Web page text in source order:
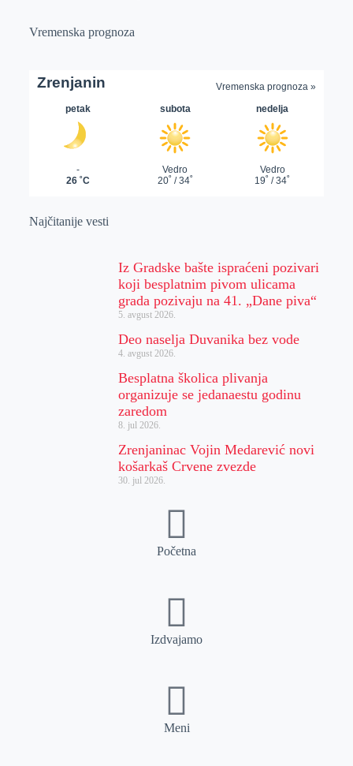
Vremenska prognoza
Najčitanije vesti
Iz Gradske bašte ispraćeni pozivari
koji besplatnim pivom ulicama
grada pozivaju na 41. „Dane piva“
5. avgust 2026.
Deo naselja Duvanika bez vode
4. avgust 2026.
Besplatna školica plivanja
organizuje se jedanaestu godinu
zaredom
8. jul 2026.
Zrenjaninac Vojin Medarević novi
košarkaš Crvene zvezde
30. jul 2026.
Početna
Izdvajamo
Meni